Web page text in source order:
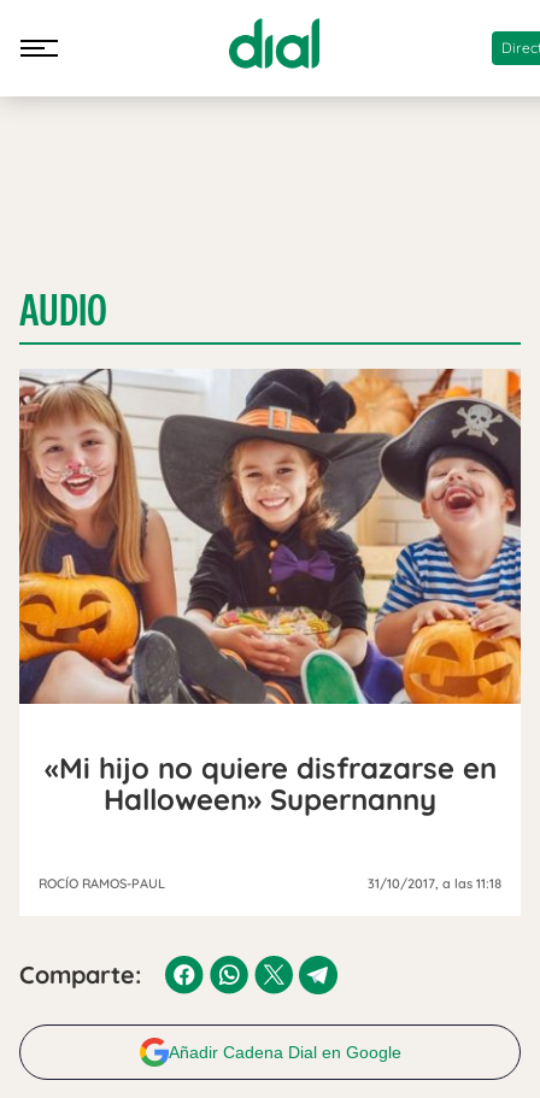
AUDIO
«Mi hijo no quiere disfrazarse en
Halloween» Supernanny
ROCÍO RAMOS-PAUL 31/10/2017 , a las 11:18
Comparte:
Añadir Cadena Dial en Google